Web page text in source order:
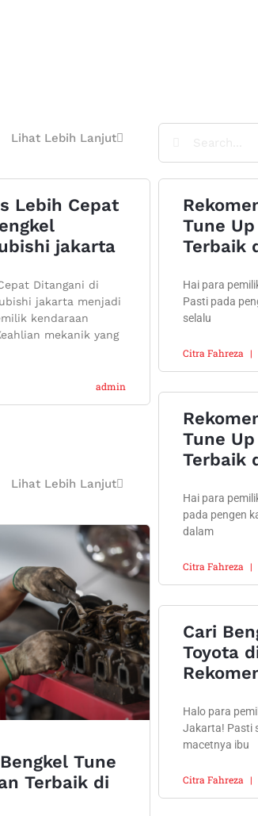
Lihat Lebih Lanjut
Lebih Cepat
jakarta
Ditangani di
jakarta menjadi
kendaraan
mekanik yang
admin
Lihat Lebih Lanjut
Tune
Terbaik di
Tune
Terbaik
Hai para
Pasti pada
selalu
Citra Fahreza
Tune
Terbaik
Hai para
pada pengen
dalam
Citra Fahreza
Cari
Toyota
Halo para
Jakarta! Pasti
macetnya ibu
Citra Fahreza